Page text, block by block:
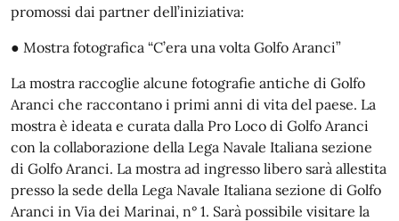
promossi dai partner dell’iniziativa:
● Mostra fotografica “C’era una volta Golfo Aranci”
La mostra raccoglie alcune fotografie antiche di Golfo
Aranci che raccontano i primi anni di vita del paese. La
mostra è ideata e curata dalla Pro Loco di Golfo Aranci
con la collaborazione della Lega Navale Italiana sezione
di Golfo Aranci. La mostra ad ingresso libero sarà allestita
presso la sede della Lega Navale Italiana sezione di Golfo
Aranci in Via dei Marinai, n° 1. Sarà possibile visitare la